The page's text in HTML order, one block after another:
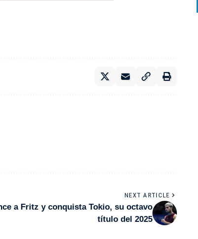
NEXT ARTICLE
a Fritz y conquista Tokio, su octavo
título del 2025